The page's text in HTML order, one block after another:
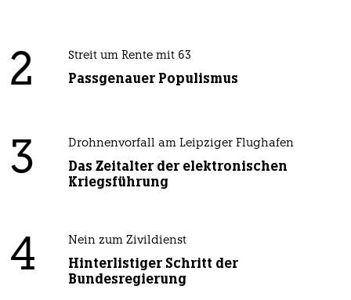
2 Streit um Rente mit 63
Passgenauer Populismus
3 Drohnenvorfall am Leipziger Flughafen
Das Zeitalter der elektronischen
Kriegsführung
4 Nein zum Zivildienst
Hinterlistiger Schritt der
Bundesregierung